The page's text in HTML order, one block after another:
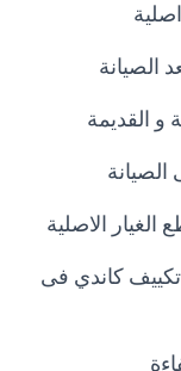
الصيانة
و القديمة
الاصلية
تكييف كاندي فى